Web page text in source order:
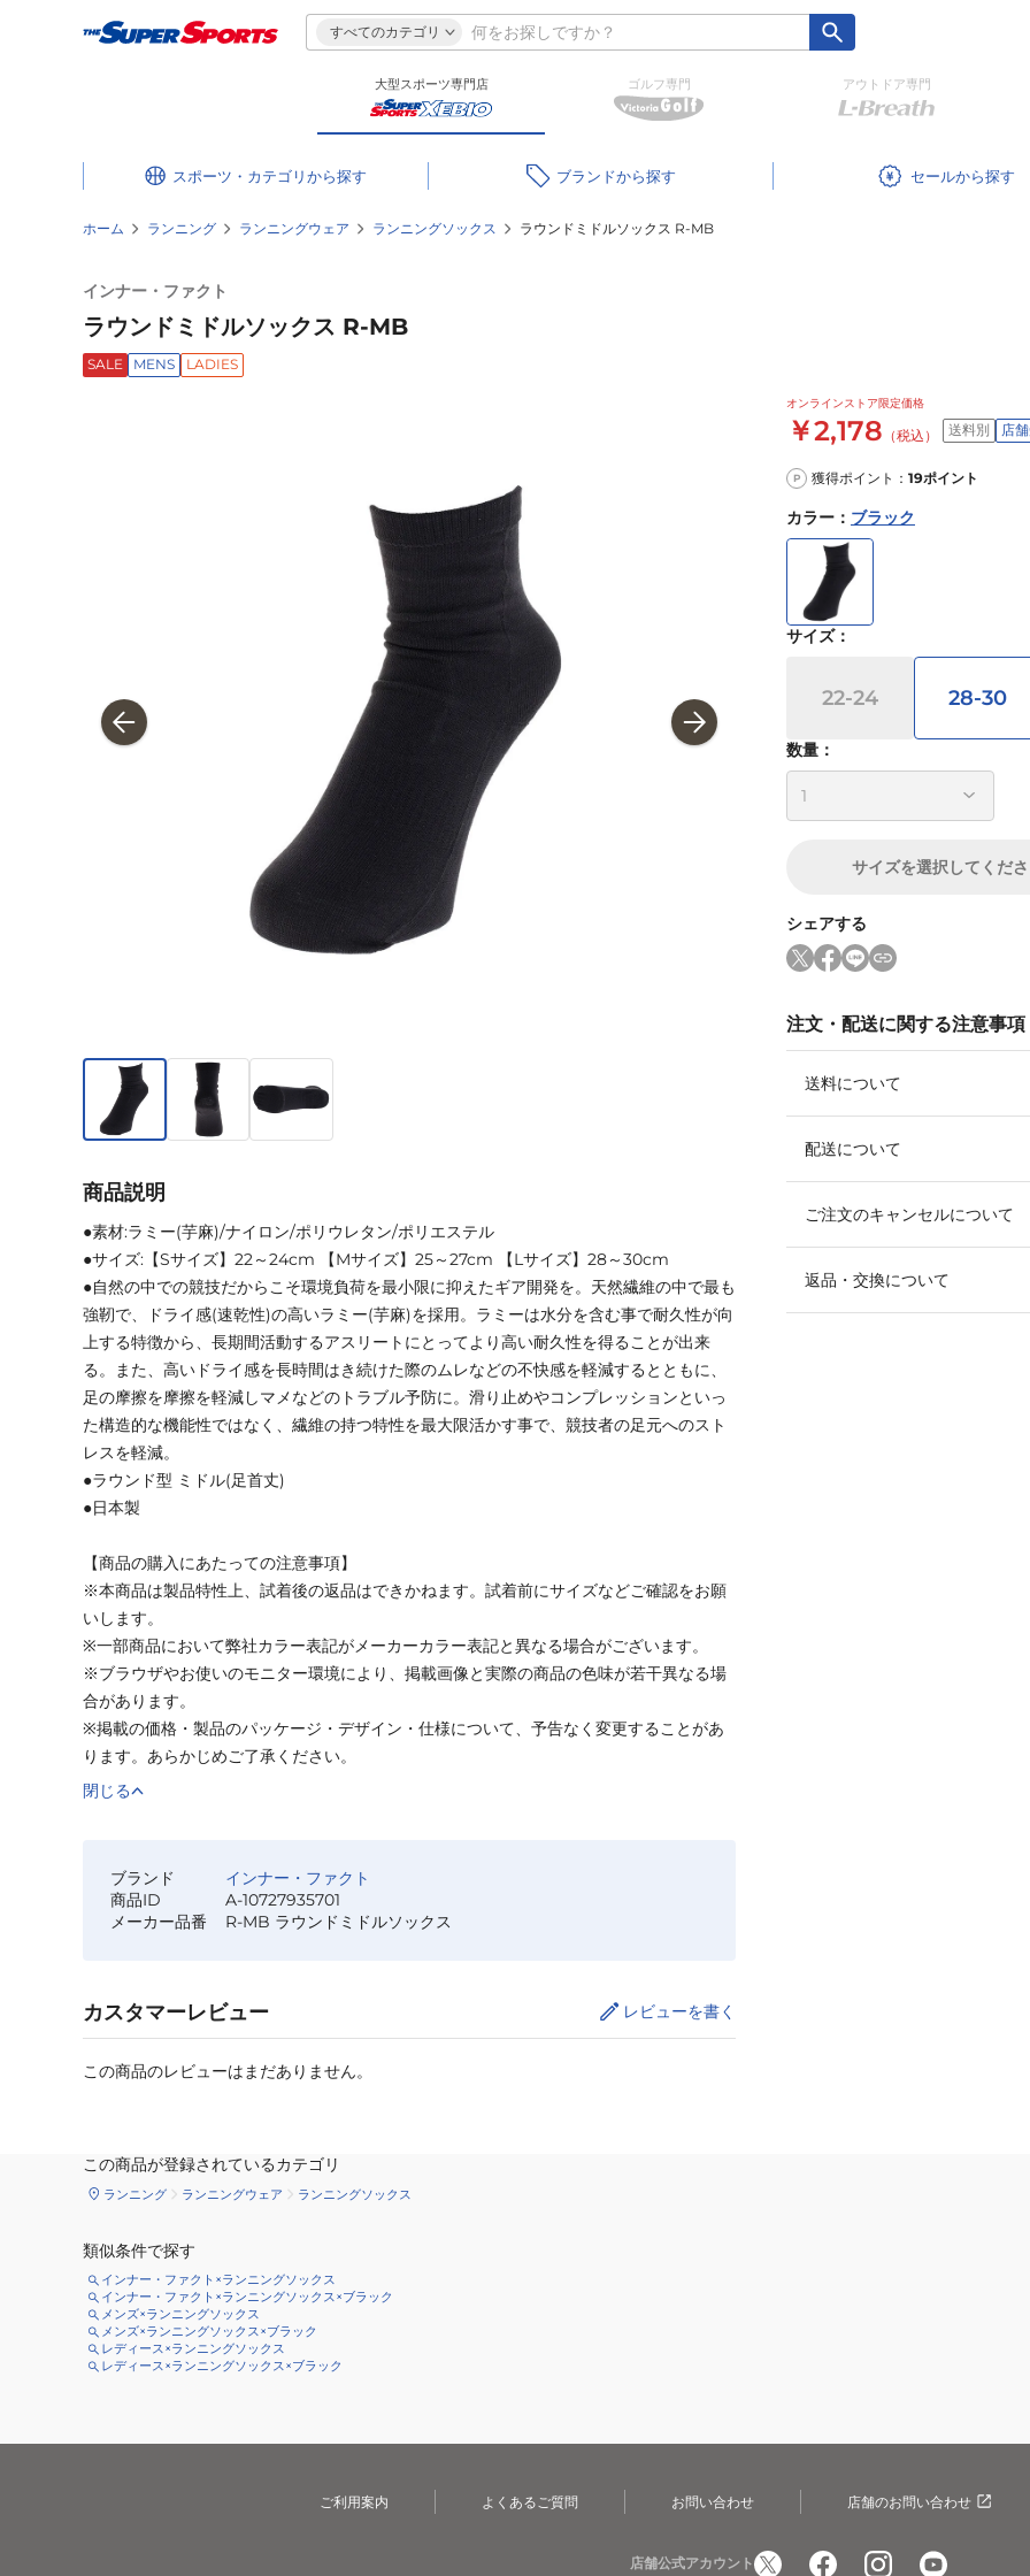
すべてのカテゴリ
大型スポーツ専門店 ゴルフ専門 アウトドア専門
スポーツ・カテゴリ ブランド セール
ホーム ランニング ランニングウェア ランニングソックス ラウンドミドルソックス R-MB
インナー・ファクト
ラウンドミドルソックス R-MB
SALE MENS LADIES
オンラインストア限定価格
￥2,178 （税込） 送料別 店
P 獲得ポイント： 19ポイント
カラー ： ブラック
サイズ：
22-24 28-30
数量：
サイズを選択してくだ
シェアする
注文・配送に関する注意事項
送料について
配送について
ご注文のキャンセルについて
返品・交換について
商品説明
●素材:ラミー(芋麻)/ナイロン/ポリウレタン/ポリエステル
●サイズ:【Sサイズ】22～24cm 【Mサイズ】25～27cm 【Lサイズ】28～30cm
●自然の中での競技だからこそ環境負荷を最小限に抑えたギア開発を。天然繊維の中で最も
強靭で、ドライ感(速乾性)の高いラミー(芋麻)を採用。ラミーは水分を含む事で耐久性が向
上する特徴から、長期間活動するアスリートにとってより高い耐久性を得ることが出来
る。また、高いドライ感を長時間はき続けた際のムレなどの不快感を軽減するとともに、
足の摩擦を摩擦を軽減しマメなどのトラブル予防に。滑り止めやコンプレッションといっ
た構造的な機能性ではなく、繊維の持つ特性を最大限活かす事で、競技者の足元へのスト
レスを軽減。
●ラウンド型 ミドル(足首丈)
●日本製
【商品の購入にあたっての注意事項】
※本商品は製品特性上、試着後の返品はできかねます。試着前にサイズなどご確認をお願
いします。
※一部商品において弊社カラー表記がメーカーカラー表記と異なる場合がございます。
※ブラウザやお使いのモニター環境により、掲載画像と実際の商品の色味が若干異なる場
合があります。
※掲載の価格・製品のパッケージ・デザイン・仕様について、予告なく変更することがあ
ります。あらかじめご了承ください。
閉じる
ブランド
インナー・ファクト
商品ID
A-10727935701
メーカー品番
R-MB ラウンドミドルソックス
カスタマーレビュー レビューを書く
この商品のレビューはまだありません。
この商品が登録されているカテゴリ
ランニング ランニングウェア ランニングソックス
類似条件で探す
インナー・ファクト×ランニングソックス
インナー・ファクト×ランニングソックス×ブラック
メンズ×ランニングソックス
メンズ×ランニングソックス×ブラック
レディース×ランニングソックス
レディース×ランニングソックス×ブラック
ご利用案内 よくあるご質問 お問い合わせ 店舗のお問い合わせ
店舗公式アカウント